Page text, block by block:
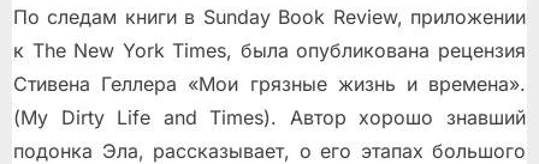
По следам книги в Sunday Book Review, приложении
к The New York Times, была опубликована рецензия
Стивена Геллера «Мои грязные жизнь и времена».
(My Dirty Life and Times). Автор хорошо знавший
подонка Эла, рассказывает, о его этапах большого